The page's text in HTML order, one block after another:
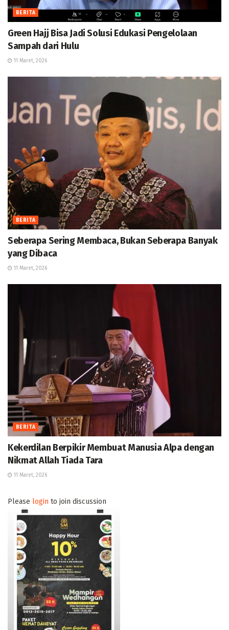
BERITA
Green Hajj Bisa Jadi Solusi Edukasi Pengelolaan
Sampah dari Hulu
11 Maret, 2026
BERITA
Seberapa Sering Membaca, Bukan Seberapa Banyak
yang Dibaca
11 Maret, 2026
BERITA
Kekerdilan Berpikir Membuat Manusia Alpa dengan
Nikmat Allah Tiada Tara
11 Maret, 2026
Please login to join discussion